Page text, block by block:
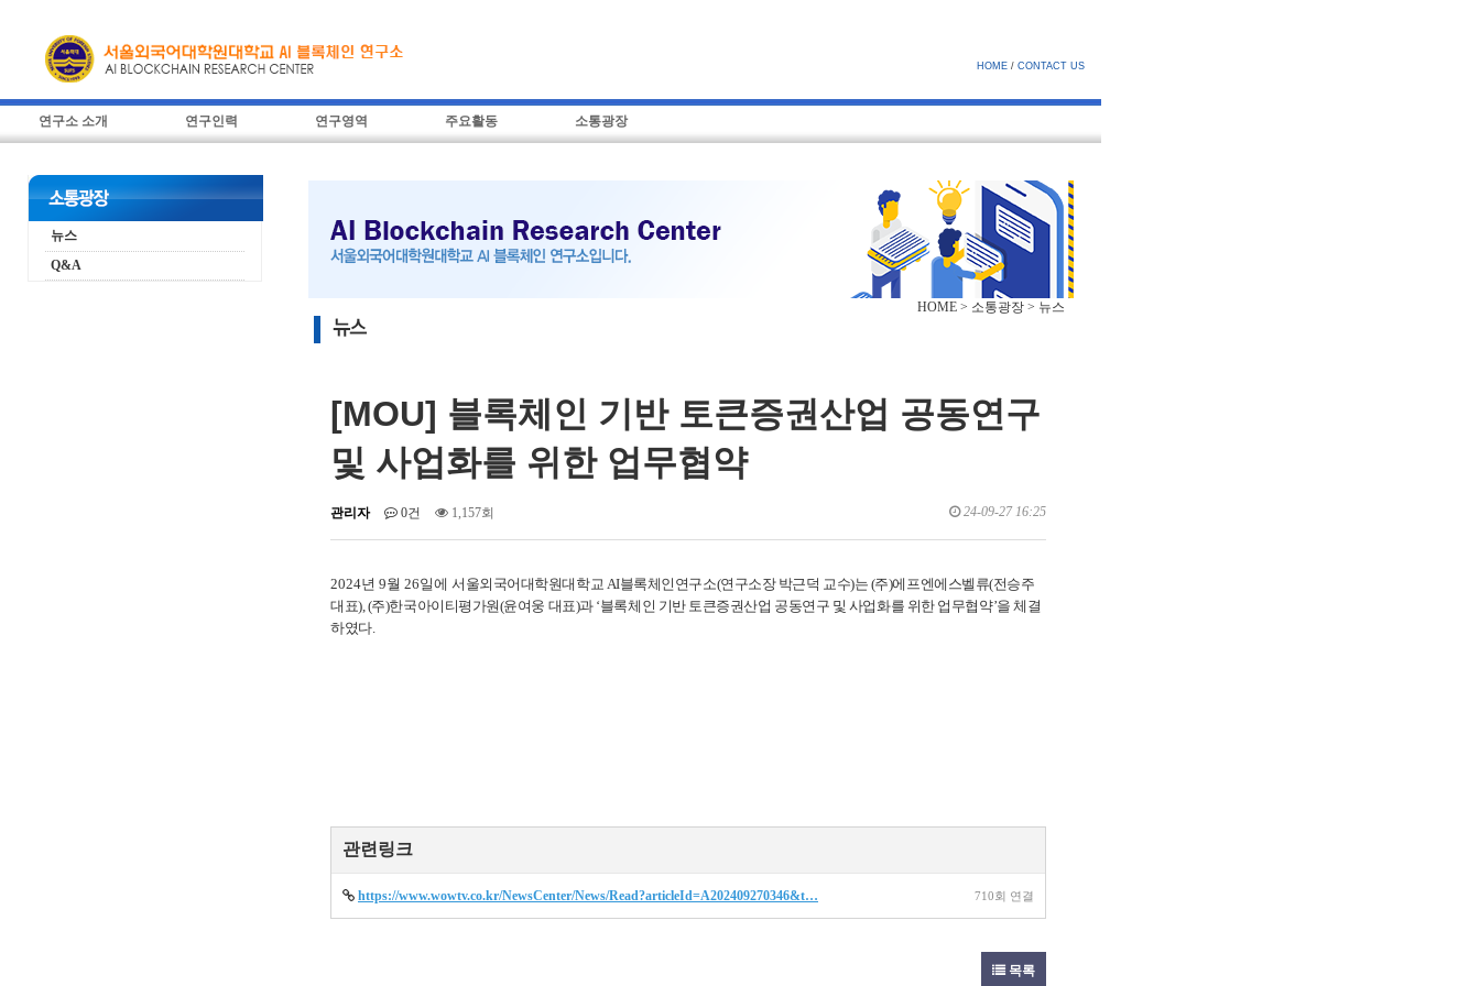
HOME / CONTACT US
연구소 소개 연구인력 연구영역 주요활동 소통광장
뉴스
Q&A
HOME > 소통광장 > 뉴스
[MOU] 블록체인 기반 토큰증권산업 공동연구
및 사업화를 위한 업무협약
관리자 0건 1,157회 24-09-27 16:25
2024년 9월 26일에 서울외국어대학원대학교 AI블록체인연구소(연구소장 박근덕 교수)는 (주)에프엔에스벨류(전승주
대표), (주)한국아이티평가원(윤여웅 대표)과 ‘블록체인 기반 토큰증권산업 공동연구 및 사업화를 위한 업무협약’을 체결
하였다.
관련링크
https://www.wowtv.co.kr/NewsCenter/News/Read?articleId=A202409270346&t… 710회 연결
목록